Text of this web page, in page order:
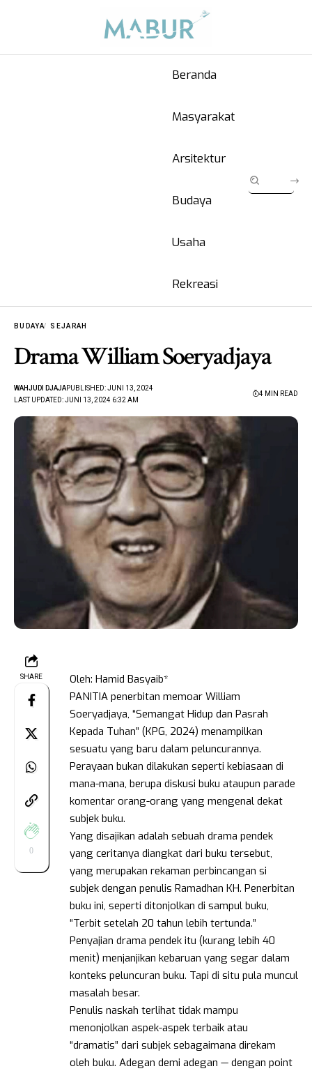
Beranda
Masyarakat
Arsitektur
Budaya
Usaha
Rekreasi
BUDAYA SEJARAH
Drama William Soeryadjaya
LAST UPDATED: JUNI 13, 2024 6:32 AM
WAHJUDI DJAJAPUBLISHED: JUNI 13, 2024
4 MIN READ
SHARE
0
Oleh: Hamid Basyaib*
PANITIA penerbitan memoar William
Soeryadjaya, “Semangat Hidup dan Pasrah
Kepada Tuhan” (KPG, 2024) menampilkan
sesuatu yang baru dalam peluncurannya.
Perayaan bukan dilakukan seperti kebiasaan di
mana-mana, berupa diskusi buku ataupun parade
komentar orang-orang yang mengenal dekat
subjek buku.
Yang disajikan adalah sebuah drama pendek
yang ceritanya diangkat dari buku tersebut,
yang merupakan rekaman perbincangan si
subjek dengan penulis Ramadhan KH. Penerbitan
buku ini, seperti ditonjolkan di sampul buku,
“Terbit setelah 20 tahun lebih tertunda.”
Penyajian drama pendek itu (kurang lebih 40
menit) menjanjikan kebaruan yang segar dalam
konteks peluncuran buku. Tapi di situ pula muncul
masalah besar.
Penulis naskah terlihat tidak mampu
menonjolkan aspek-aspek terbaik atau
“dramatis” dari subjek sebagaimana direkam
oleh buku. Adegan demi adegan — dengan point